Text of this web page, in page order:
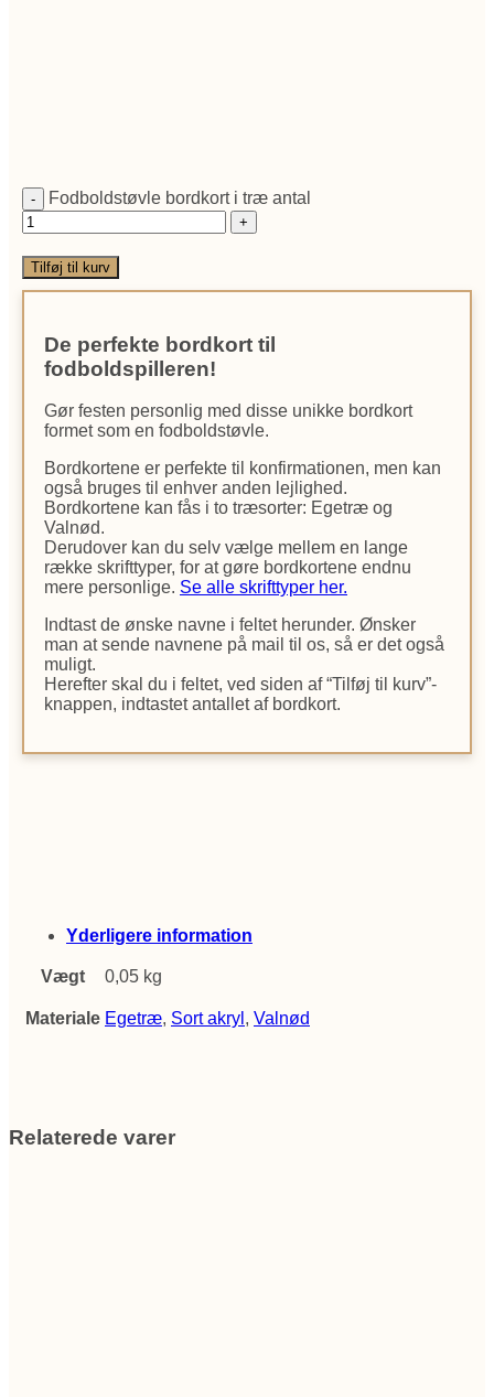
Fodboldstøvle bordkort i træ antal
Tilføj til kurv
De perfekte bordkort til
fodboldspilleren!
Gør festen personlig med disse unikke bordkort
formet som en fodboldstøvle.
Bordkortene er perfekte til konfirmationen, men kan
også bruges til enhver anden lejlighed.
Bordkortene kan fås i to træsorter: Egetræ og
Valnød.
Derudover kan du selv vælge mellem en lange
række skrifttyper, for at gøre bordkortene endnu
mere personlige. Se alle skrifttyper her.
Indtast de ønske navne i feltet herunder. Ønsker
man at sende navnene på mail til os, så er det også
muligt.
Herefter skal du i feltet, ved siden af “Tilføj til kurv”-
knappen, indtastet antallet af bordkort.
Yderligere information
Vægt 0,05 kg
Materiale Egetræ, Sort akryl , Valnød
Relaterede varer